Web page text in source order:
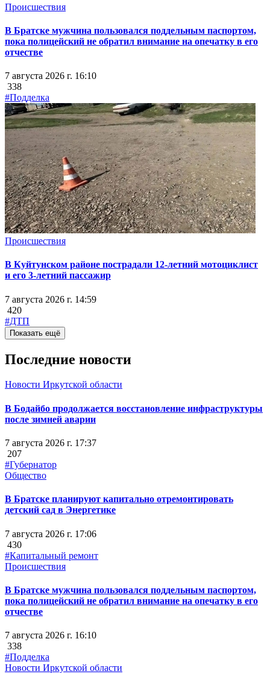
Происшествия
В Братске мужчина пользовался поддельным паспортом,
пока полицейский не обратил внимание на опечатку в его
отчестве
7 августа 2026 г. 16:10
338
#Подделка
Происшествия
В Куйтунском районе пострадали 12-летний мотоциклист
и его 3-летний пассажир
7 августа 2026 г. 14:59
420
#ДТП
Показать ещё
Последние новости
Новости Иркутской области
В Бодайбо продолжается восстановление инфраструктуры
после зимней аварии
7 августа 2026 г. 17:37
207
#Губернатор
Общество
В Братске планируют капитально отремонтировать
детский сад в Энергетике
7 августа 2026 г. 17:06
430
#Капитальный ремонт
Происшествия
В Братске мужчина пользовался поддельным паспортом,
пока полицейский не обратил внимание на опечатку в его
отчестве
7 августа 2026 г. 16:10
338
#Подделка
Новости Иркутской области